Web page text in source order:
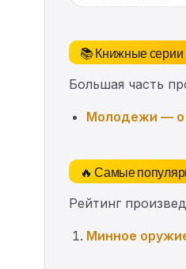
📚 Книжные серии
Большая часть
Молодежи — о
🔥 Самые
Рейтинг
Минное